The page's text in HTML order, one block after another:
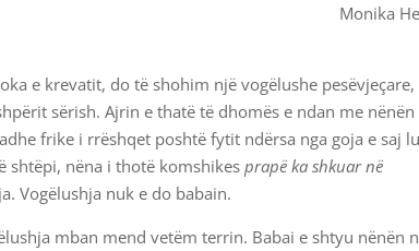
Monika
e krevatit, do të shohim një vogëlushe pesëvjeçare,
sërish. Ajrin e thatë të dhomës e ndan me nënën
frike i rrëshqet poshtë fytit ndërsa nga goja e saj
shtëpi, nëna i thotë komshikesprapë ka shkuar në
Vogëlushja nuk e do babain.
mban mend vetëm terrin. Babai e shtyu nënën